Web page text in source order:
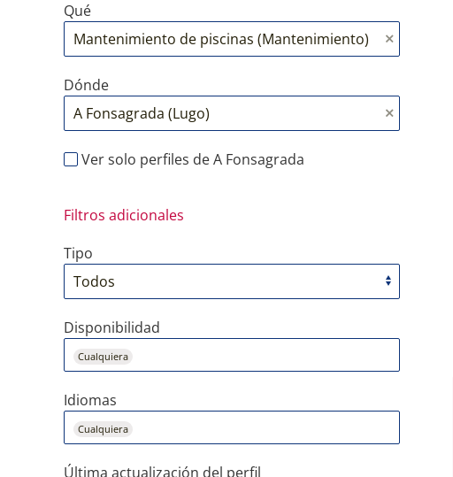
Qué
Dónde
Ver solo perfiles de A Fonsagrada
Filtros adicionales
Tipo
Disponibilidad
Cualquiera
Idiomas
Cualquiera
Última actualización del perfil